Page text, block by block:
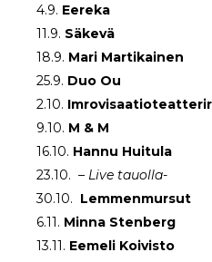
4.9. Eereka
11.9. Säkevä
18.9. Mari Martikainen
25.9. Duo Ou
2.10.
9.10. M & M
16.10. Hannu Huitula
23.10. – Live tauolla-
30.10. Lemmenmursut
6.11. Minna Stenberg
13.11. Eemeli Koivisto